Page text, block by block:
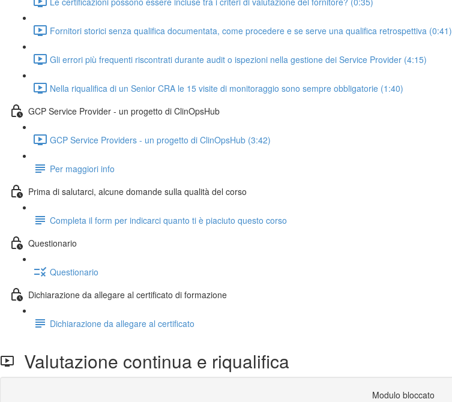
Fornitori storici senza qualifica documentata, come procedere e se serve una qualifica retrospettiva (0:41)
Gli errori più frequenti riscontrati durante audit o ispezioni nella gestione dei Service Provider (4:15)
Nella riqualifica di un Senior CRA le 15 visite di monitoraggio sono sempre obbligatorie (1:40)
GCP Service Provider - un progetto di ClinOpsHub
GCP Service Providers - un progetto di ClinOpsHub (3:42)
Per maggiori info
Prima di salutarci, alcune domande sulla qualità del corso
Completa il form per indicarci quanto ti è piaciuto questo corso
Questionario
Questionario
Dichiarazione da allegare al certificato di formazione
Dichiarazione da allegare al certificato
Valutazione continua e riqualifica
Modulo bloccato